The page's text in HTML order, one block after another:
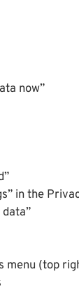
now”
in the
menu (top